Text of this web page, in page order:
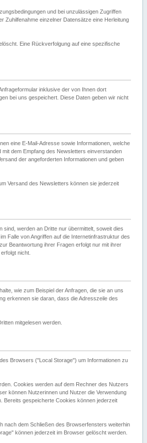
und bei unzulässigen Zugriffen
Zuhilfenahme einzelner Datensätze eine Herleitung
Eine Rückverfolgung auf eine spezifische
inklusive der von Ihnen dort
bei uns gespeichert. Diese Daten geben wir nicht
eine E-Mail-Adresse sowie Informationen, welche
dem Empfang des Newsletters einverstanden
der angeforderten Informationen und geben
Versand des Newsletters können sie jederzeit
sind, werden an Dritte nur übermittelt, soweit dies
Falle von Angriffen auf die Internetinfrastruktur des
Beantwortung ihrer Fragen erfolgt nur mit ihrer
nicht.
wie zum Beispiel der Anfragen, die sie an uns
erkennen sie daran, dass die Adresszeile des
mitgelesen werden.
Browsers ("Local Storage") um Informationen zu
Cookies werden auf dem Rechner des Nutzers
können Nutzerinnen und Nutzer die Verwendung
Bereits gespeicherte Cookies können jederzeit
nach dem Schließen des Browserfensters weiterhin
können jederzeit im Browser gelöscht werden.